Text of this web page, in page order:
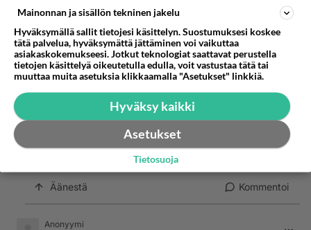
Anonyymi
Jos rahat eivät riitä, pitää säästää tai hankkia
lisää tuloja. Talousoikeistonelikon paletista
puuttuvat kokonaan nuo lisätulot. Siellä vain
säästetään ja viedään sitä myöten
tulevaisuudenkin innovaatiot. Edellinen hallitus
tunaroi monessa, mutta elvyttämiseen älysivät
suunnata. Harmi, että ne toimet on jo pääasiassa
Äänestä Kommentoi
Anonyymi
Mainonnan ja sisällön tekninen jakelu
Hyväksymällä sallit tietojesi käsittelyn. Suostumuksesi koskee
tätä palvelua, hyväksymättä jättäminen voi vaikuttaa
asiakaskokemukseesi. Jotkut teknologiat saattavat perustella
tietojen käsittelyä oikeutetulla edulla, voit vastustaa tätä tai
muuttaa muita asetuksia klikkaamalla "Asetukset" linkkiä.
Hyväksy kaikki
Asetukset
Tietosuoja